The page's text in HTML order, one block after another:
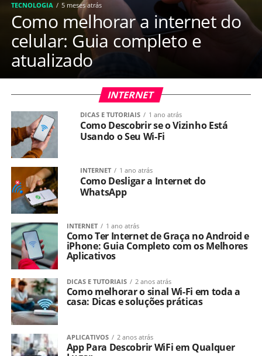
TECNOLOGIA 5 meses atrás
Como melhorar a internet do
celular: Guia completo e
atualizado
INTERNET
DICAS E TUTORIAIS 1 ano atrás
Como Descobrir se o Vizinho Está
Usando o Seu Wi-Fi
INTERNET 1 ano atrás
Como Desligar a Internet do
WhatsApp
INTERNET 1 ano atrás
Como Ter Internet de Graça no Android e
iPhone: Guia Completo com os Melhores
Aplicativos
DICAS E TUTORIAIS 2 anos atrás
Como melhorar o sinal Wi-Fi em toda a
casa: Dicas e soluções práticas
APLICATIVOS 2 anos atrás
App Para Descobrir WiFi em Qualquer